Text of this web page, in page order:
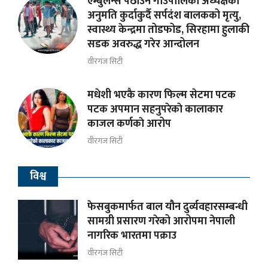
अनुमति कुर्दाकुर्दै सर्पदंश बालकको मृत्यु,
स्वास्थ्य केन्द्रमा तोडफोड, सिरहामा हुलाकी
सडक अवरुद्ध गरेर आन्दोलन
वीरगंज सिटी
मधेशी भएकै कारण फिल्म सेटमा पटक
पटक अपमान सहनुपरेकाे कालाकार
काजल कर्णकाे आरोप
वीरगंज सिटी
विश्व
फेसबुकमार्फत बाल यौन दुर्व्यवहारसम्बन्धी
सामग्री प्रसारण गरेको आरोपमा नेपाली
नागरिक भारतमा पक्राउ
वीरगंज सिटी